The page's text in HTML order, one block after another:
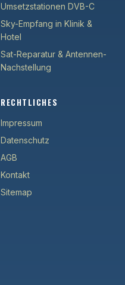
Umsetzstationen DVB-C
Sky-Empfang in Klinik &
Hotel
Sat-Reparatur & Antennen-
Nachstellung
RECHTLICHES
Impressum
Datenschutz
AGB
Kontakt
Sitemap